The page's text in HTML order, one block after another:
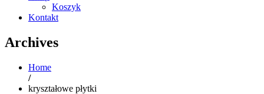
Koszyk
Kontakt
Archives
Home
/
kryształowe płytki